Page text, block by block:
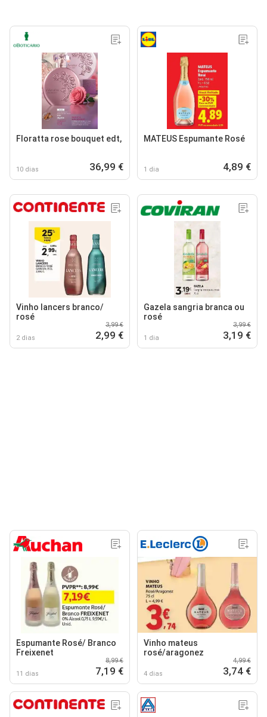
Floratta rose bouquet edt,
10 dias 36,99 €
MATEUS Espumante Rosé
1 dia 4,89 €
Vinho lancers branco/
rosé
2 dias
3,99 €
2,99 €
Gazela sangria branca ou
rosé
1 dia
3,99 €
3,19 €
Espumante Rosé/ Branco
Freixenet
11 dias
8,99 €
7,19 €
Vinho mateus
rosé/aragonez
4 dias
4,99 €
3,74 €